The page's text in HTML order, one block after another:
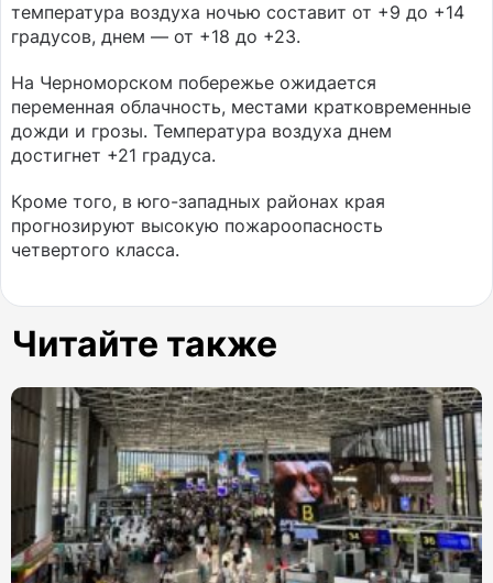
температура воздуха ночью составит от +9 до +14
градусов, днем — от +18 до +23.
На Черноморском побережье ожидается
переменная облачность, местами кратковременные
дожди и грозы. Температура воздуха днем
достигнет +21 градуса.
Кроме того, в юго-западных районах края
прогнозируют высокую пожароопасность
четвертого класса.
Читайте также